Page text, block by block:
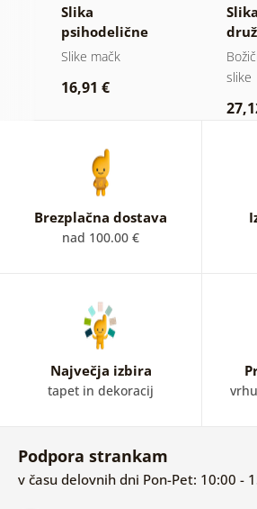
Slika
psihodelične
mačke
Slike mačk
16,91 €
slike
Brezplačna dostava
nad 100.00 €
Največja izbira
tapet in dekoracij
Podpora strankam
v času delovnih dni Pon-Pet: 10:00 -